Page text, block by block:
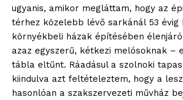
ugyanis, amikor megláttam, hogy az
térhez közelebb lévő sarkánál 53 évig
környékbeli házak építésében
azaz egyszerű, kétkezi melósoknak –
tábla eltűnt. Ráadásul a szolnoki
kiindulva azt feltételeztem, hogy a
hasonlóan a szakszervezeti művház